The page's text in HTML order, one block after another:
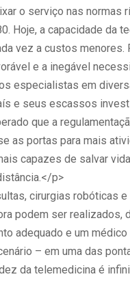
o serviço nas normas
Hoje, a capacidade da
vez a custos menores.
e a inegável
especialistas em
e seus escassos
que a
as portas para mais
capazes de salvar
p>
cirurgias robóticas e
podem ser realizados,
adequado e um
– em uma das
da telemedicina é